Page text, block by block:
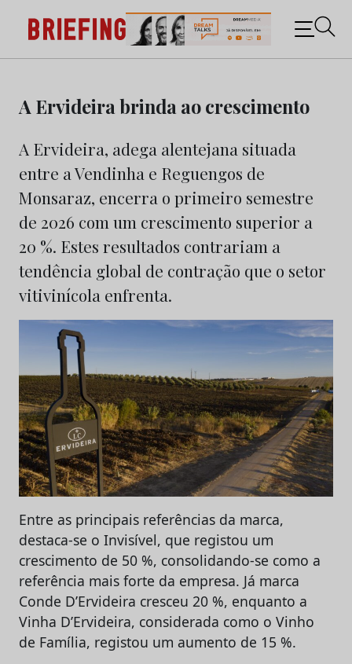
content
Briefing: Todas as notícias sobre os negócios do
Marketing e da Publicidade
A Ervideira brinda ao crescimento
A Ervideira, adega alentejana situada
entre a Vendinha e Reguengos de
Monsaraz, encerra o primeiro semestre
de 2026 com um crescimento superior a
20 %. Estes resultados contrariam a
tendência global de contração que o setor
vitivinícola enfrenta.
Entre as principais referências da marca,
destaca-se o Invisível, que registou um
crescimento de 50 %, consolidando-se como a
referência mais forte da empresa. Já marca
Conde D’Ervideira cresceu 20 %, enquanto a
Vinha D’Ervideira, considerada como o Vinho
de Família, registou um aumento de 15 %.